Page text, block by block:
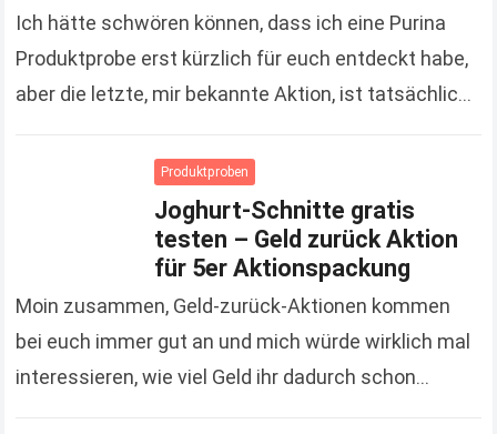
Ich hätte schwören können, dass ich eine Purina
Produktprobe erst kürzlich für euch entdeckt habe,
aber die letzte, mir bekannte Aktion, ist tatsächlich
Produktproben
Joghurt-Schnitte gratis
testen – Geld zurück Aktion
für 5er Aktionspackung
Moin zusammen, Geld-zurück-Aktionen kommen
bei euch immer gut an und mich würde wirklich mal
interessieren, wie viel Geld ihr dadurch schon